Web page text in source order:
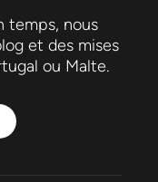
temps, nous
et des mises
ou Malte.